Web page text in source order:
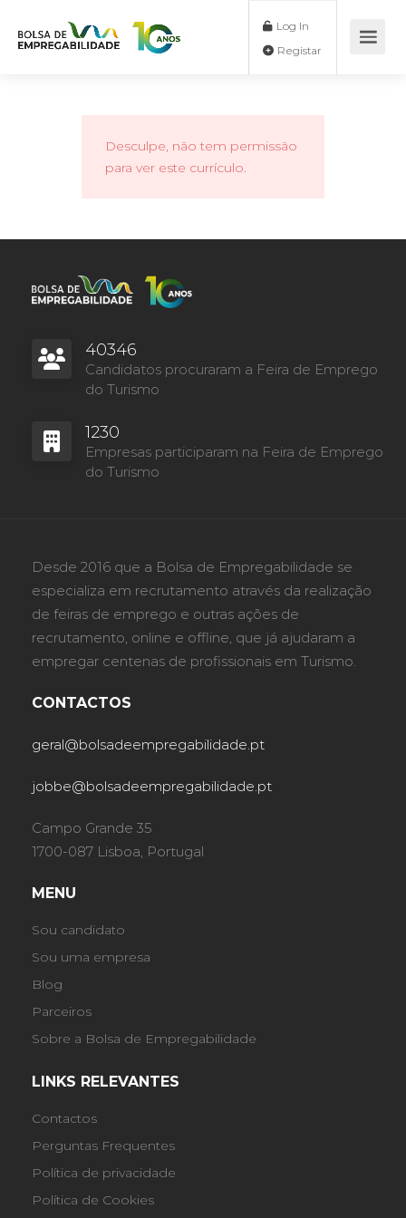
Log In
Desculpe, não tem permissão
para ver este currículo.
40346
Candidatos procuraram a Feira de Emprego
do Turismo
1230
Empresas participaram na Feira de Emprego
do Turismo
Desde 2016 que a Bolsa de Empregabilidade se
especializa em recrutamento através da realização
de feiras de emprego e outras ações de
recrutamento, online e offline, que já ajudaram a
empregar centenas de profissionais em Turismo.
CONTACTOS
geral@bolsadeempregabilidade.pt
jobbe@bolsadeempregabilidade.pt
Campo Grande 35
1700-087 Lisboa, Portugal
MENU
Sou candidato
Sou uma empresa
Blog
Parceiros
Sobre a Bolsa de Empregabilidade
LINKS RELEVANTES
Contactos
Perguntas Frequentes
Política de privacidade
Política de Cookies